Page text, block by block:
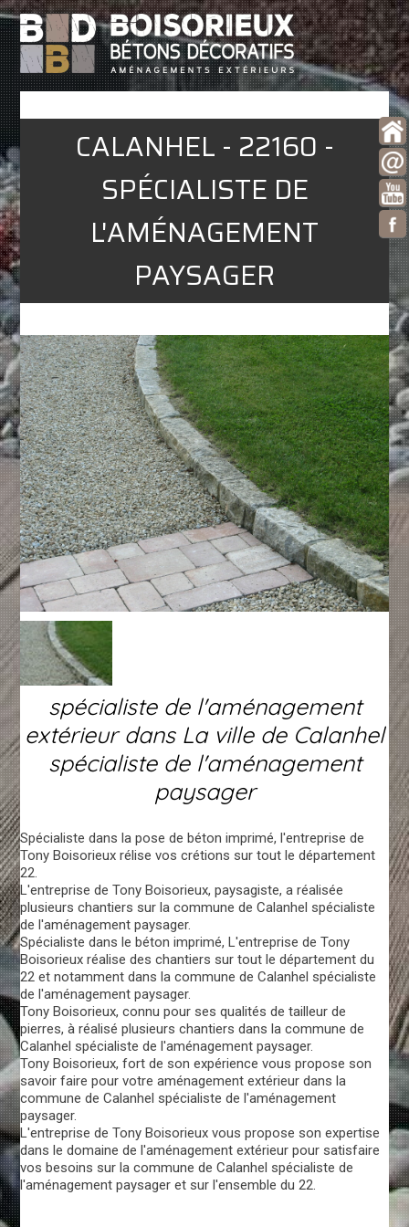
CALANHEL - 22160 -
SPÉCIALISTE DE
L'AMÉNAGEMENT
PAYSAGER
spécialiste de l'aménagement
extérieur dans La ville de Calanhel
spécialiste de l'aménagement
paysager
Spécialiste dans la pose de béton imprimé, l'entreprise de
Tony Boisorieux rélise vos crétions sur tout le département
22.
L'entreprise de Tony Boisorieux, paysagiste, a réalisée
plusieurs chantiers sur la commune de Calanhel spécialiste
de l'aménagement paysager.
Spécialiste dans le béton imprimé, L'entreprise de Tony
Boisorieux réalise des chantiers sur tout le département du
22 et notamment dans la commune de Calanhel spécialiste
de l'aménagement paysager.
Tony Boisorieux, connu pour ses qualités de tailleur de
pierres, à réalisé plusieurs chantiers dans la commune de
Calanhel spécialiste de l'aménagement paysager.
Tony Boisorieux, fort de son expérience vous propose son
savoir faire pour votre aménagement extérieur dans la
commune de Calanhel spécialiste de l'aménagement
paysager.
L'entreprise de Tony Boisorieux vous propose son expertise
dans le domaine de l'aménagement extérieur pour satisfaire
vos besoins sur la commune de Calanhel spécialiste de
l'aménagement paysager et sur l'ensemble du 22.